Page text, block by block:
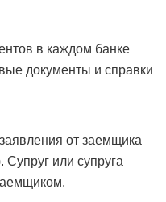
в каждом банке
документы и справки
от заемщика
или супруга